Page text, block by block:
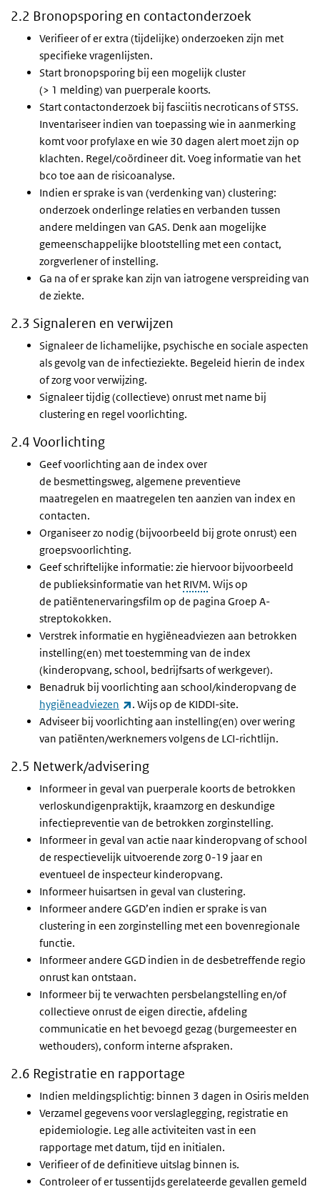
2.2 Bronopsporing en contactonderzoek
Verifieer of er extra (tijdelijke) onderzoeken zijn met
specifieke vragenlijsten.
Start bronopsporing bij een mogelijk cluster
(> 1 melding) van puerperale koorts.
Start contactonderzoek bij fasciitis necroticans of STSS.
Inventariseer indien van toepassing wie in aanmerking
komt voor profylaxe en wie 30 dagen alert moet zijn op
klachten. Regel/coördineer dit. Voeg informatie van het
bco toe aan de risicoanalyse.
Indien er sprake is van (verdenking van) clustering:
onderzoek onderlinge relaties en verbanden tussen
andere meldingen van GAS. Denk aan mogelijke
gemeenschappelijke blootstelling met een contact,
zorgverlener of instelling.
Ga na of er sprake kan zijn van iatrogene verspreiding van
de ziekte.
2.3 Signaleren en verwijzen
Signaleer de lichamelijke, psychische en sociale aspecten
als gevolg van de infectieziekte. Begeleid hierin de index
of zorg voor verwijzing.
Signaleer tijdig (collectieve) onrust met name bij
clustering en regel voorlichting.
2.4 Voorlichting
Geef voorlichting aan de index over
de besmettingsweg, algemene preventieve
maatregelen en maatregelen ten aanzien van index en
contacten.
Organiseer zo nodig (bijvoorbeeld bij grote onrust) een
groepsvoorlichting.
Geef schriftelijke informatie: zie hiervoor bijvoorbeeld
de publieksinformatie van het RIVM. Wijs op
de patiëntenervaringsfilm op de pagina Groep A-
streptokokken.
Verstrek informatie en hygiëneadviezen aan betrokken
instelling(en) met toestemming van de index
(kinderopvang, school, bedrijfsarts of werkgever).
Benadruk bij voorlichting aan school/kinderopvang de
hygiëneadviezen
(externe link)
. Wijs op de KIDDI-site.
Adviseer bij voorlichting aan instelling(en) over wering
van patiënten/werknemers volgens de LCI-richtlijn.
2.5 Netwerk/advisering
Informeer in geval van puerperale koorts de betrokken
verloskundigenpraktijk, kraamzorg en deskundige
infectiepreventie van de betrokken zorginstelling.
Informeer in geval van actie naar kinderopvang of school
de respectievelijk uitvoerende zorg 0-19 jaar en
eventueel de inspecteur kinderopvang.
Informeer huisartsen in geval van clustering.
Informeer andere GGD’en indien er sprake is van
clustering in een zorginstelling met een bovenregionale
functie.
Informeer andere GGD indien in de desbetreffende regio
onrust kan ontstaan.
Informeer bij te verwachten persbelangstelling en/of
collectieve onrust de eigen directie, afdeling
communicatie en het bevoegd gezag (burgemeester en
wethouders), conform interne afspraken.
2.6 Registratie en rapportage
Indien meldingsplichtig: binnen 3 dagen in Osiris melden
Verzamel gegevens voor verslaglegging, registratie en
epidemiologie. Leg alle activiteiten vast in een
rapportage met datum, tijd en initialen.
Verifieer of de definitieve uitslag binnen is.
Controleer of er tussentijds gerelateerde gevallen gemeld